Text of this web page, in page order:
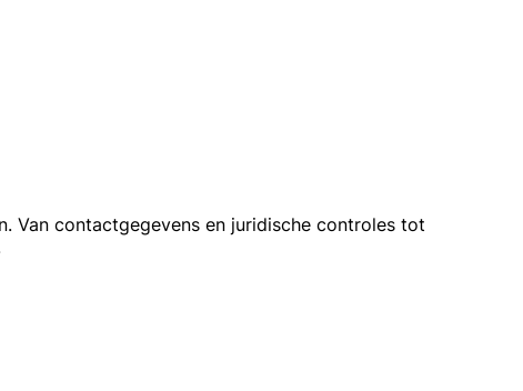
Van contactgegevens en juridische controles tot